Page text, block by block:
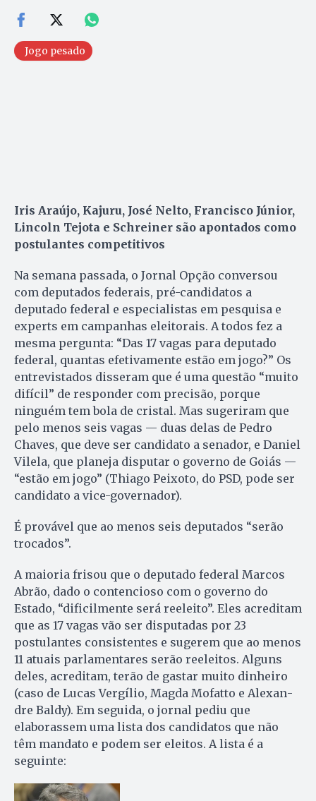
Jogo pesado
Iris Araújo, Kajuru, José Nelto, Francisco Júnior,
Lincoln Tejota e Schreiner são apontados como
postulantes competitivos
Na semana passada, o Jornal Opção conversou
com deputados federais, pré-candidatos a
deputado federal e especialistas em pesquisa e
experts em campanhas eleitorais. A todos fez a
mesma pergunta: “Das 17 vagas para deputado
federal, quantas efetivamente estão em jogo?” Os
entrevistados disseram que é uma questão “muito
difícil” de responder com precisão, porque
ninguém tem bola de cristal. Mas sugeriram que
pelo menos seis vagas — duas delas de Pedro
Chaves, que deve ser candidato a senador, e Daniel
Vilela, que planeja disputar o governo de Goiás —
“estão em jogo” (Thiago Peixoto, do PSD, pode ser
candidato a vice-governador).
É provável que ao menos seis deputados “serão
trocados”.
A mai­oria frisou que o deputado federal Marcos
Abrão, dado o contencioso com o governo do
Estado, “dificilmente será reeleito”. Eles acreditam
que as 17 vagas vão ser disputadas por 23
postulantes consistentes e sugerem que ao menos
11 atuais parlamentares serão reeleitos. Alguns
deles, acreditam, terão de gastar muito dinheiro
(caso de Lucas Vergílio, Ma­gda Mofatto e Alexan­
dre Baldy). Em seguida, o jornal pediu que
elaborassem uma lista dos candidatos que não
têm mandato e podem ser eleitos. A lista é a
seguinte: